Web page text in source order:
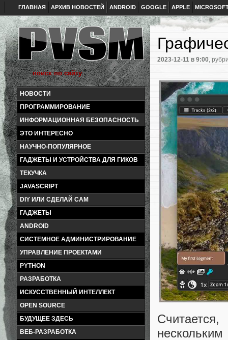
ГЛАВНАЯ АРХИВ НОВОСТЕЙ ANDROID GOOGLE APPLE
НОВОСТИ
ПРОГРАММИРОВАНИЕ
ИНФОРМАЦИОННАЯ БЕЗОПАСНОСТЬ
ЭТО ИНТЕРЕСНО
НАУЧНО-ПОПУЛЯРНОЕ
ГАДЖЕТЫ И УСТРОЙСТВА ДЛЯ ГИКОВ
ТЕКУЧКА
JAVASCRIPT
DIY ИЛИ СДЕЛАЙ САМ
ГАДЖЕТЫ
ANDROID
СИСТЕМНОЕ АДМИНИСТРИРОВАНИЕ
УПРАВЛЕНИЕ ПРОЕКТАМИ
PYTHON
РАЗРАБОТКА
ИСКУССТВЕННЫЙ ИНТЕЛЛЕКТ
OPEN SOURCE
БУДУЩЕЕ ЗДЕСЬ
ВЕБ-РАЗРАБОТКА
2023-12-11 в 9:00,